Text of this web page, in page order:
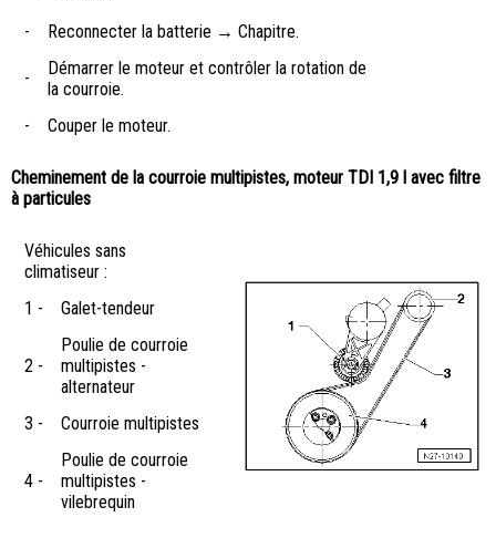
- Reconnecter la batterie → Chapitre.
-
Démarrer le moteur et contrôler la rotation de
la courroie.
-
Couper le moteur.
Cheminement de la courroie multipistes, moteur TDI 1,9 l avec filtre
à particules
Véhicules sans
climatiseur :
1 -
Galet-tendeur
2 -
Poulie de courroie
multipistes -
alternateur
3 -
Courroie multipistes
4 -
Poulie de courroie
multipistes -
vilebrequin